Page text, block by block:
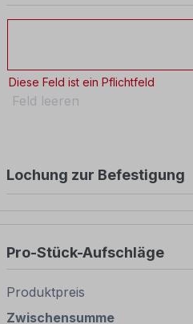
Diese Feld ist ein Pflichtfeld
Feld leeren
Lochung zur Befestigung
Pro-Stück-Aufschläge
Produktpreis
Zwischensumme